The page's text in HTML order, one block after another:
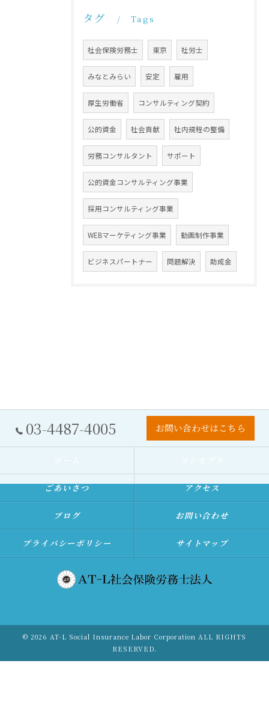
タグ Tags
社会保険労務士 東京 社労士
みなとみらい 安定 雇用
厚生労働省 コンサルティング契約
公的資金 社会貢献 社内規程の整備
労務コンサルタント サポート
公的資金コンサルティング事業
採用コンサルティング事業
WEBマーケティング事業 動画制作事業
ビジネスパートナー 問題解決 助成金
03-4487-4005 お問い合わせはこちら
ごあいさつ アクセス
ブログ お問い合わせ
プライバシーポリシー サイトマップ
© 2026 AT-L Social Insurance Labor Corporation ALL RIGHTS
RESERVED.